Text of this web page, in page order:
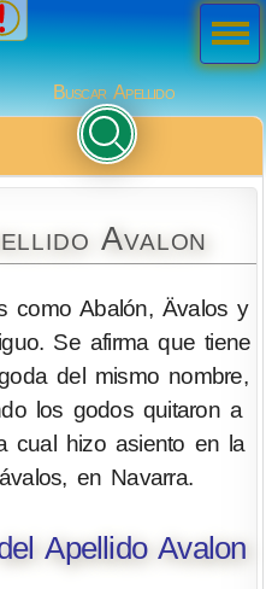
Buscar Apellido
Avalon
como Abalón, Ävalos y
Se afirma que tiene
del mismo nombre,
los godos quitaron a
cual hizo asiento en la
en Navarra.
Apellido Avalon
Men
ú